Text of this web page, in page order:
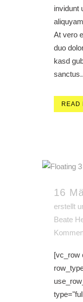
invidunt
At vero
duo
kasd
READ
16
erstellt
Beate
[vc_row